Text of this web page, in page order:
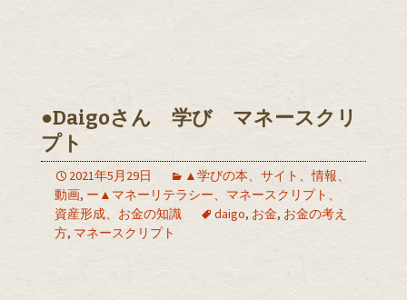
●Daigoさん 学び マネースクリ
プト
2021年5月29日
▲学びの本、サイト、情報、
動画, ー▲マネーリテラシー、マネースクリプト、
資産形成、お金の知識
daigo, お金, お金の考え
方, マネースクリプト